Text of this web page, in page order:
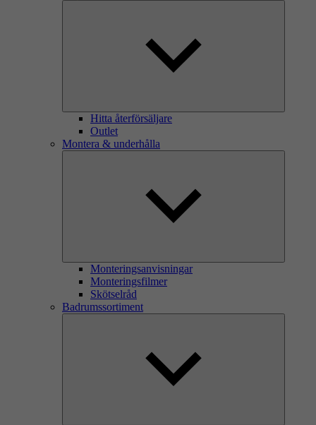
Hitta återförsäljare
Outlet
Montera & underhålla
Monteringsanvisningar
Monteringsfilmer
Skötselråd
Badrumssortiment